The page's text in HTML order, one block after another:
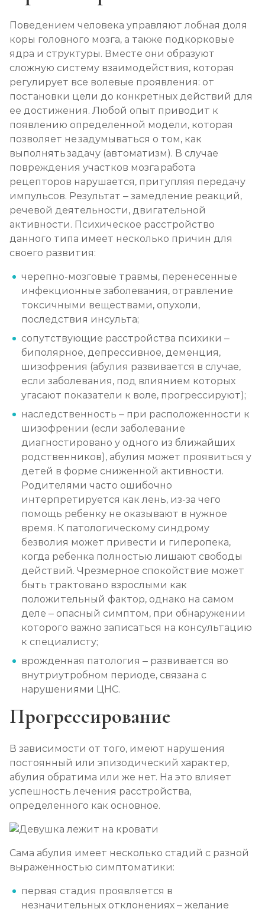
Поведением человека управляют лобная доля
коры головного мозга, а также подкорковые
ядра и структуры. Вместе они образуют
сложную систему взаимодействия, которая
регулирует все волевые проявления: от
постановки цели до конкретных действий для
ее достижения. Любой опыт приводит к
появлению определенной модели, которая
позволяет не задумываться о том, как
выполнять задачу (автоматизм). В случае
повреждения участков мозга работа
рецепторов нарушается, притупляя передачу
импульсов. Результат – замедление реакций,
речевой деятельности, двигательной
активности. Психическое расстройство
данного типа имеет несколько причин для
своего развития:
черепно-мозговые травмы, перенесенные
инфекционные заболевания, отравление
токсичными веществами, опухоли,
последствия инсульта;
сопутствующие расстройства психики –
биполярное, депрессивное, деменция,
шизофрения (абулия развивается в случае,
если заболевания, под влиянием которых
угасают показатели к воле, прогрессируют);
наследственность – при расположенности к
шизофрении (если заболевание
диагностировано у одного из ближайших
родственников), абулия может проявиться у
детей в форме сниженной активности.
Родителями часто ошибочно
интерпретируется как лень, из-за чего
помощь ребенку не оказывают в нужное
время. К патологическому синдрому
безволия может привести и гиперопека,
когда ребенка полностью лишают свободы
действий. Чрезмерное спокойствие может
быть трактовано взрослыми как
положительный фактор, однако на самом
деле – опасный симптом, при обнаружении
которого важно записаться на консультацию
к специалисту;
врожденная патология – развивается во
внутриутробном периоде, связана с
нарушениями ЦНС.
Прогрессирование
В зависимости от того, имеют нарушения
постоянный или эпизодический характер,
абулия обратима или же нет. На это влияет
успешность лечения расстройства,
определенного как основное.
Сама абулия имеет несколько стадий с разной
выраженностью симптоматики:
первая стадия проявляется в
незначительных отклонениях – желание